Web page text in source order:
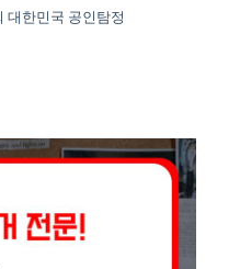
대한민국 공인탐정